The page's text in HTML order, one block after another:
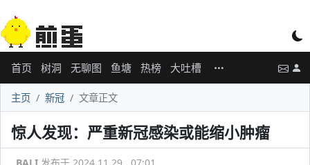
首页 树洞 无聊图 鱼塘 热榜 大吐槽
主页 新冠 文章正文
惊人发现：严重新冠感染或能缩小肿瘤